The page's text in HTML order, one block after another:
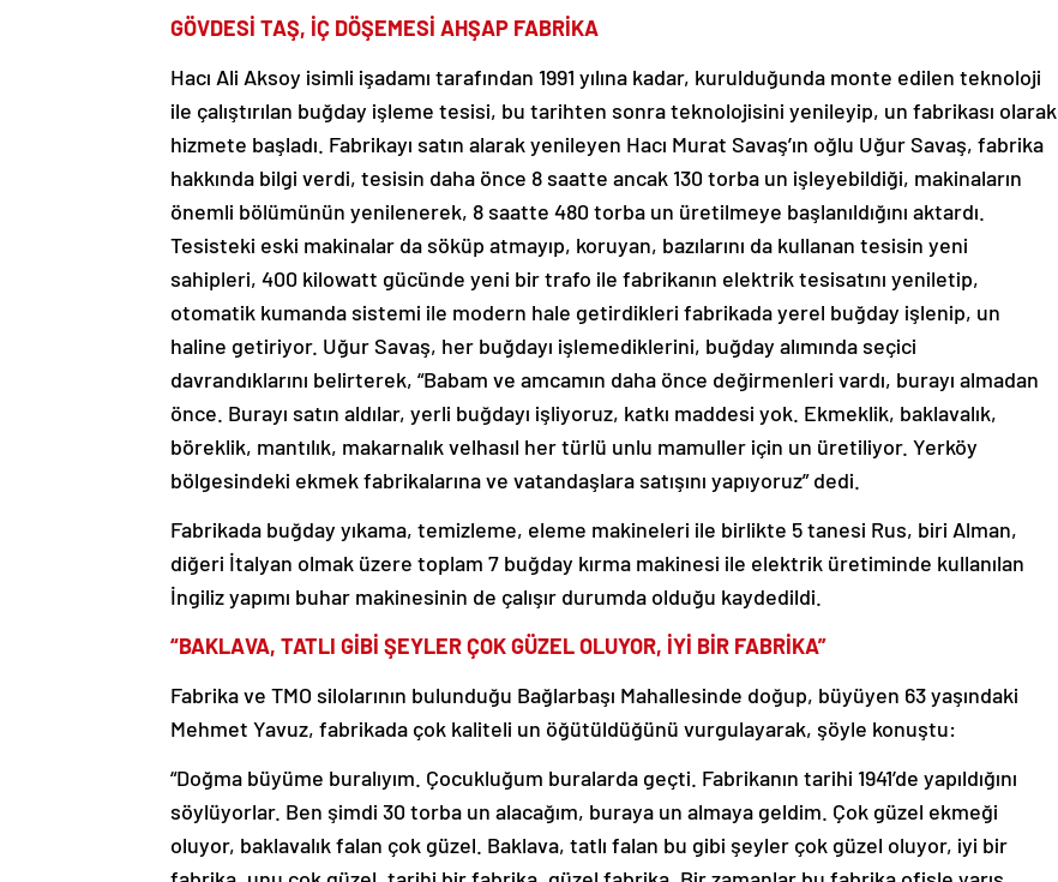
GÖVDESİ TAŞ, İÇ DÖŞEMESİ AHŞAP FABRİKA
Hacı Ali Aksoy isimli işadamı tarafından 1991 yılına kadar, kurulduğunda monte edilen teknoloji
ile çalıştırılan buğday işleme tesisi, bu tarihten sonra teknolojisini yenileyip, un fabrikası olarak
hizmete başladı. Fabrikayı satın alarak yenileyen Hacı Murat Savaş’ın oğlu Uğur Savaş, fabrika
hakkında bilgi verdi, tesisin daha önce 8 saatte ancak 130 torba un işleyebildiği, makinaların
önemli bölümünün yenilenerek, 8 saatte 480 torba un üretilmeye başlanıldığını aktardı.
Tesisteki eski makinalar da söküp atmayıp, koruyan, bazılarını da kullanan tesisin yeni
sahipleri, 400 kilowatt gücünde yeni bir trafo ile fabrikanın elektrik tesisatını yeniletip,
otomatik kumanda sistemi ile modern hale getirdikleri fabrikada yerel buğday işlenip, un
haline getiriyor. Uğur Savaş, her buğdayı işlemediklerini, buğday alımında seçici
davrandıklarını belirterek, “Babam ve amcamın daha önce değirmenleri vardı, burayı almadan
önce. Burayı satın aldılar, yerli buğdayı işliyoruz, katkı maddesi yok. Ekmeklik, baklavalık,
böreklik, mantılık, makarnalık velhasıl her türlü unlu mamuller için un üretiliyor. Yerköy
bölgesindeki ekmek fabrikalarına ve vatandaşlara satışını yapıyoruz” dedi.
Fabrikada buğday yıkama, temizleme, eleme makineleri ile birlikte 5 tanesi Rus, biri Alman,
diğeri İtalyan olmak üzere toplam 7 buğday kırma makinesi ile elektrik üretiminde kullanılan
İngiliz yapımı buhar makinesinin de çalışır durumda olduğu kaydedildi.
“BAKLAVA, TATLI GİBİ ŞEYLER ÇOK GÜZEL OLUYOR, İYİ BİR FABRİKA”
Fabrika ve TMO silolarının bulunduğu Bağlarbaşı Mahallesinde doğup, büyüyen 63 yaşındaki
Mehmet Yavuz, fabrikada çok kaliteli un öğütüldüğünü vurgulayarak, şöyle konuştu:
“Doğma büyüme buralıyım. Çocukluğum buralarda geçti. Fabrikanın tarihi 1941’de yapıldığını
söylüyorlar. Ben şimdi 30 torba un alacağım, buraya un almaya geldim. Çok güzel ekmeği
oluyor, baklavalık falan çok güzel. Baklava, tatlı falan bu gibi şeyler çok güzel oluyor, iyi bir